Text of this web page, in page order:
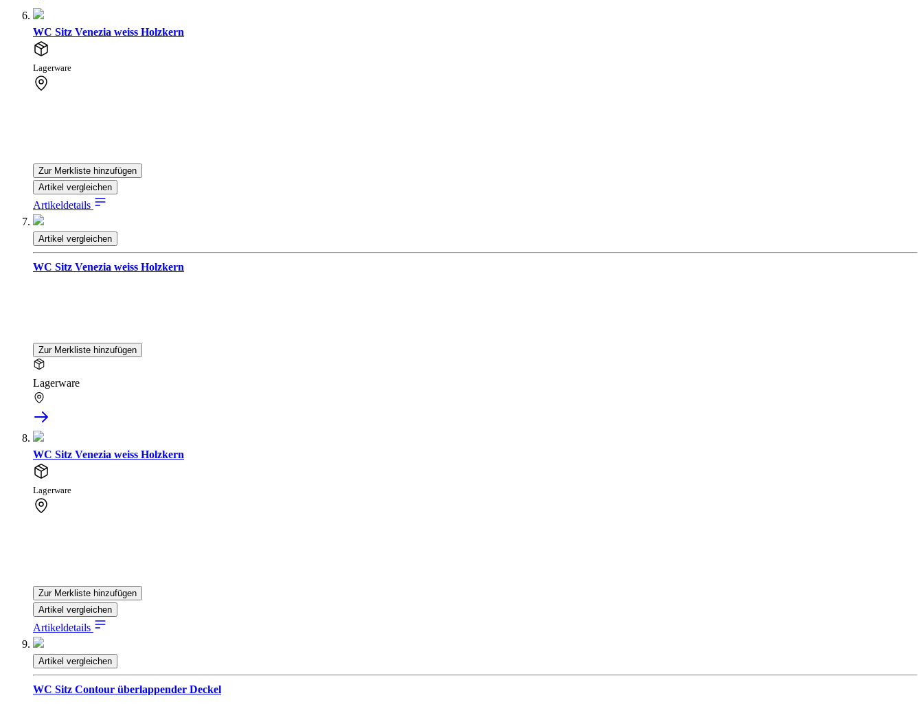
WC Sitz Venezia weiss Holzkern
Lagerware
Zur Merkliste hinzufügen
Artikel vergleichen
Artikeldetails
Artikel vergleichen
WC Sitz Venezia weiss Holzkern
Zur Merkliste hinzufügen
Lagerware
WC Sitz Venezia weiss Holzkern
Lagerware
Zur Merkliste hinzufügen
Artikel vergleichen
Artikeldetails
Artikel vergleichen
WC Sitz Contour überlappender Deckel